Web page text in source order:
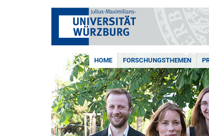
HOME FORSCHUNGSTHEMEN